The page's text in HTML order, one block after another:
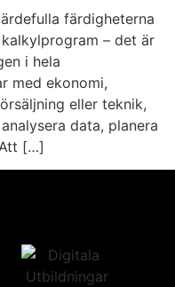
färdigheterna
– det är
i hela
med ekonomi,
eller teknik,
data, planera
[…]